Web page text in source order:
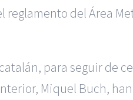
reglamento del Área
para seguir de
Miquel Buch,